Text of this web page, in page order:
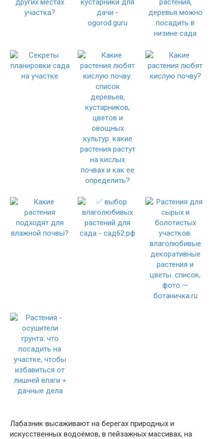
Лабазник высаживают на берегах природных и
искусственных водоёмов, в пейзажных массивах, на